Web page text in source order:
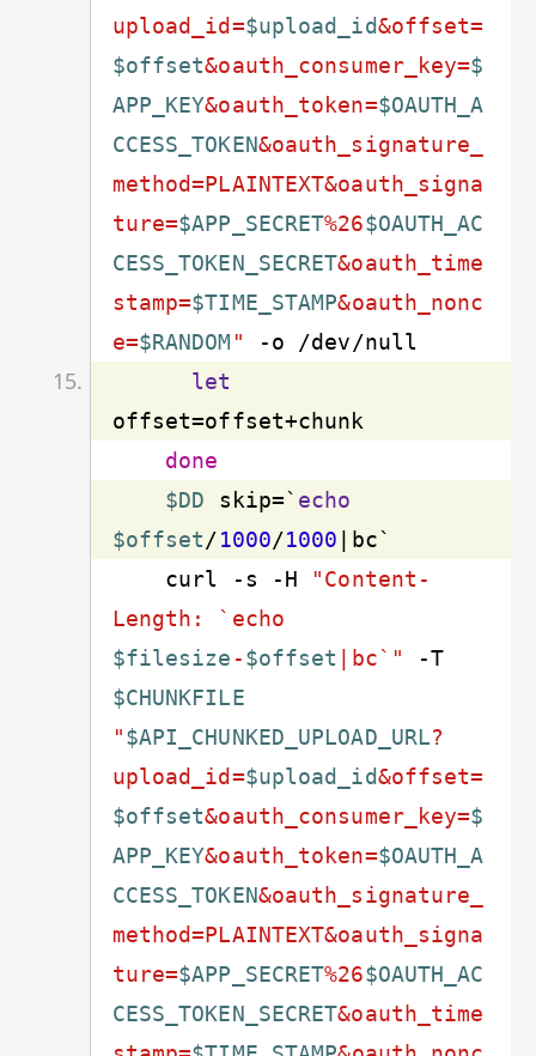
upload_id=$upload_id&offset=
$offset&oauth_consumer_key=$
APP_KEY&oauth_token=$OAUTH_A
CCESS_TOKEN&oauth_signature_
method=PLAINTEXT&oauth_signa
ture=$APP_SECRET%26$OAUTH_AC
CESS_TOKEN_SECRET&oauth_time
stamp=$TIME_STAMP&oauth_nonc
e=$RANDOM "
let
done
$DD skip=` echo
$offset/1000/1000
    curl
-s -H
"Content-
$filesize -$offset |bc`"
$CHUNKFILE
"$API_CHUNKED_UPLOAD_URL?
upload_id=$upload_id&offset=
$offset&oauth_consumer_key=$
APP_KEY&oauth_token=$OAUTH_A
CCESS_TOKEN&oauth_signature_
method=PLAINTEXT&oauth_signa
ture=$APP_SECRET%26$OAUTH_AC
CESS_TOKEN_SECRET&oauth_time